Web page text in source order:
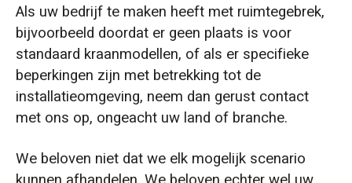
Als uw bedrijf te maken heeft met ruimtegebrek,
bijvoorbeeld doordat er geen plaats is voor
standaard kraanmodellen, of als er specifieke
beperkingen zijn met betrekking tot de
installatieomgeving, neem dan gerust contact
met ons op, ongeacht uw land of branche.
We beloven niet dat we elk mogelijk scenario